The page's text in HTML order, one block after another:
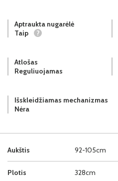
Aukštis 92-105cm
Plotis 328cm
Aptraukta nugarėlė
Taip
?
Atlošas
Reguliuojamas
Išskleidžiamas mechanizmas
Nėra